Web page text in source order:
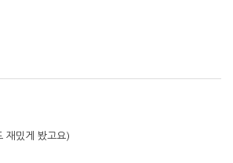
재밌게 봤고요)